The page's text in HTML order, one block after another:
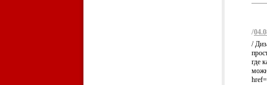
/
/
где